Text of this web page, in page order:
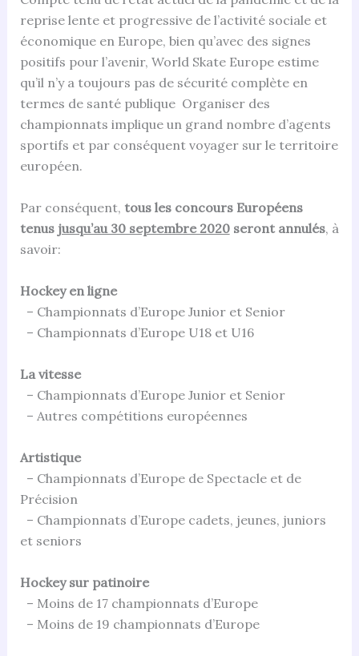
reprise lente et progressive de l’activité sociale et
économique en Europe, bien qu’avec des signes
positifs pour l’avenir, World Skate Europe estime
qu’il n’y a toujours pas de sécurité complète en
termes de santé publique Organiser des
championnats implique un grand nombre d’agents
sportifs et par conséquent voyager sur le territoire
européen.
Par conséquent, tous les concours Européens
tenus jusqu’au 30 septembre 2020seront annulés, à
savoir:
Hockey en ligne
– Championnats d’Europe Junior et Senior
– Championnats d’Europe U18 et U16
La vitesse
– Championnats d’Europe Junior et Senior
– Autres compétitions européennes
Artistique
– Championnats d’Europe de Spectacle et de
Précision
– Championnats d’Europe cadets, jeunes, juniors
et seniors
Hockey sur patinoire
– Moins de 17 championnats d’Europe
– Moins de 19 championnats d’Europe